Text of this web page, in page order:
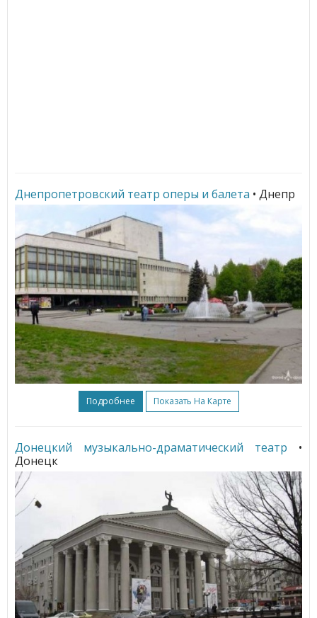
Днепропетровский театр оперы и балета • Днепр
Подробнее Показать На Карте
Донецкий музыкально-драматический театр
•
Донецк